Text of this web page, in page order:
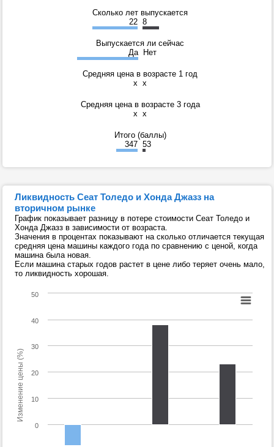
Сколько лет выпускается
22 8
Выпускается ли сейчас
Да
Нет
Средняя цена в возрасте 1 год
x x
Средняя цена в возрасте 3 года
x x
Итого (баллы)
347 53
Ликвидность Сеат Толедо и Хонда Джазз на
вторичном рынке
График показывает разницу в потере стоимости Сеат Толедо и
Хонда Джазз в зависимости от возраста.
Значения в процентах показывают на сколько отличается текущая
средняя цена машины каждого года по сравнению с ценой, когда
машина была новая.
Если машина старых годов растет в цене либо теряет очень мало,
то ликвидность хорошая.
Изменение цены (%)
0
10
20
30
40
50